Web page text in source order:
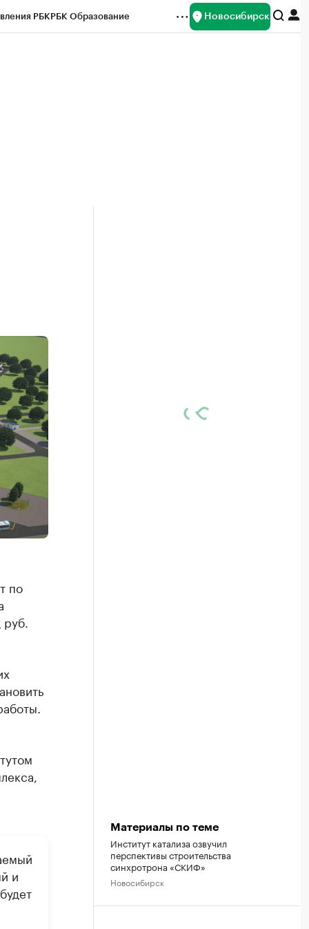
РБКРБК Образование Новосибирск
по
и
Материалы по теме
Институт катализа озвучил
перспективы строительства
синхротрона «СКИФ»
Новосибирск